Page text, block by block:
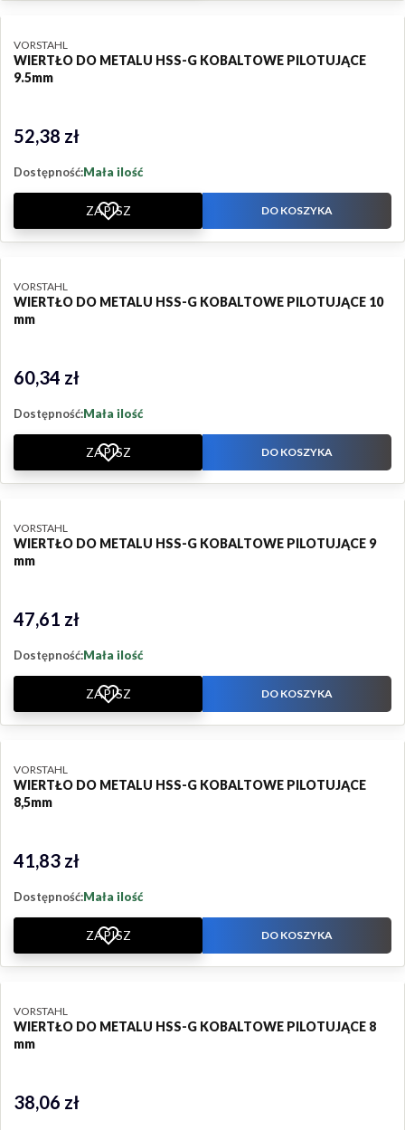
WIERTŁO DO METALU HSS-G KOBALTOWE PILOTUJĄCE
9.5mm
PRODUCENT
VORSTAHL
Cena
52,38 zł
Dostępność:Mała ilość
ZAPISZ DO KOSZYKA
WIERTŁO DO METALU HSS-G KOBALTOWE PILOTUJĄCE 10
mm
PRODUCENT
VORSTAHL
Cena
60,34 zł
Dostępność:Mała ilość
ZAPISZ DO KOSZYKA
WIERTŁO DO METALU HSS-G KOBALTOWE PILOTUJĄCE 9
mm
PRODUCENT
VORSTAHL
Cena
47,61 zł
Dostępność:Mała ilość
ZAPISZ DO KOSZYKA
WIERTŁO DO METALU HSS-G KOBALTOWE PILOTUJĄCE
8,5mm
PRODUCENT
VORSTAHL
Cena
41,83 zł
Dostępność:Mała ilość
ZAPISZ DO KOSZYKA
WIERTŁO DO METALU HSS-G KOBALTOWE PILOTUJĄCE 8
mm
PRODUCENT
VORSTAHL
Cena
38,06 zł